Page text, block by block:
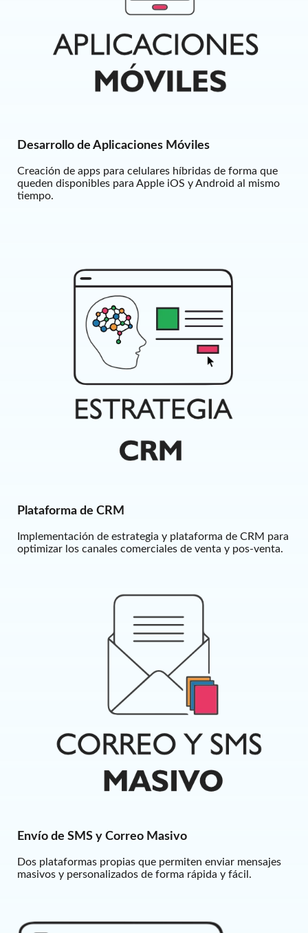
Desarrollo de Aplicaciones Móviles
Creación de apps para celulares híbridas de forma que
queden disponibles para Apple iOS y Android al mismo
tiempo.
Plataforma de CRM
Implementación de estrategia y plataforma de CRM para
optimizar los canales comerciales de venta y pos-venta.
Envío de SMS y Correo Masivo
Dos plataformas propias que permiten enviar mensajes
masivos y personalizados de forma rápida y fácil.